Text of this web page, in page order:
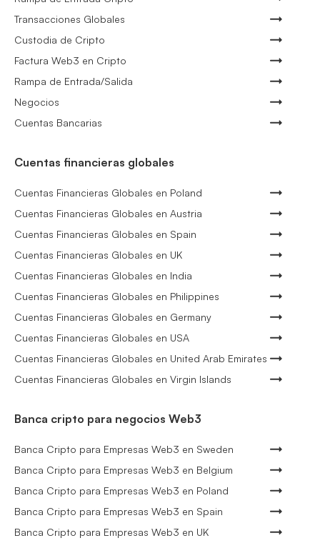
Transacciones Globales
Custodia de Cripto
Factura Web3 en Cripto
Rampa de Entrada/Salida
Negocios
Cuentas Bancarias
Cuentas financieras globales
Cuentas Financieras Globales en Poland
Cuentas Financieras Globales en Austria
Cuentas Financieras Globales en Spain
Cuentas Financieras Globales en UK
Cuentas Financieras Globales en India
Cuentas Financieras Globales en Philippines
Cuentas Financieras Globales en Germany
Cuentas Financieras Globales en USA
Cuentas Financieras Globales en United Arab Emirates
Cuentas Financieras Globales en Virgin Islands
Banca cripto para negocios Web3
Banca Cripto para Empresas Web3 en Sweden
Banca Cripto para Empresas Web3 en Belgium
Banca Cripto para Empresas Web3 en Poland
Banca Cripto para Empresas Web3 en Spain
Banca Cripto para Empresas Web3 en UK